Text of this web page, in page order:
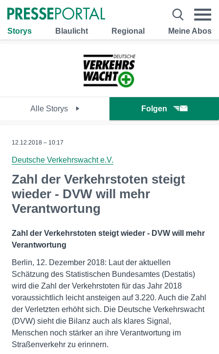
Storys Blaulicht Regional Meine Abos
Alle Storys Folgen
12.12.2018 – 10:17
Deutsche Verkehrswacht e.V.
Zahl der Verkehrstoten steigt
wieder - DVW will mehr
Verantwortung
Zahl der Verkehrstoten steigt wieder - DVW will mehr
Verantwortung
Berlin, 12. Dezember 2018: Laut der aktuellen
Schätzung des Statistischen Bundesamtes (Destatis)
wird die Zahl der Verkehrstoten für das Jahr 2018
voraussichtlich leicht ansteigen auf 3.220. Auch die Zahl
der Verletzten erhöht sich. Die Deutsche Verkehrswacht
(DVW) sieht die Bilanz auch als klares Signal,
Menschen noch stärker an ihre Verantwortung im
Straßenverkehr zu erinnern.